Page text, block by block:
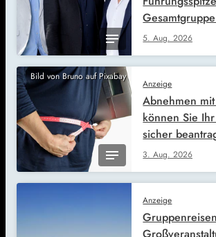
5. Aug. 2026
Bild von Bruno auf Pixabay
Anzeige
3. Aug. 2026
Abnehmen
können Sie
sicher
Anzeige